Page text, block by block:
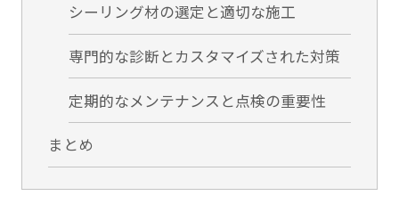
シーリング材の選定と適切な施工
専門的な診断とカスタマイズされた対策
定期的なメンテナンスと点検の重要性
まとめ